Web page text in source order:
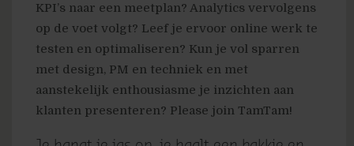
KPI’s naar een meetplan? Analytics vervolgens
op de voet volgt? Leef je ervoor online werk te
testen en optimaliseren? Kun je vol sparren
met design, PM en techniek en met
aanstekelijk enthousiasme je inzichten aan
klanten presenteren? Please join TamTam!